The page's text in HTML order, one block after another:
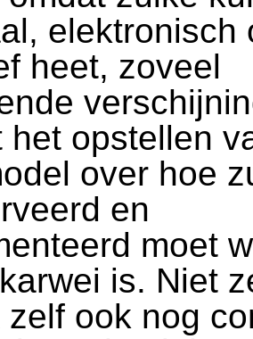
elektronisch
heet, zoveel
het opstellen
over hoe
en
moet
is. Niet
zelf ook nog